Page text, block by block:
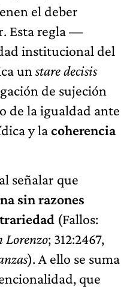
el deber
Esta regla —
institucional del
un stare decisis
de sujeción
de la igualdad ante
y lacoherencia
señalar que
sin razones
(Fallos:
Lorenzo; 312:2467,
). A ello se suma
que